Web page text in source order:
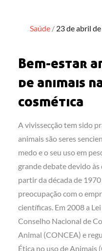
Saúde Posted
23 de abril
Bem-estar
de animais
cosmética
A vivissecção tem sido
animais são seres
medo e o seu uso em
grande debate devido
partir da década de
preocupação com o
científicas. Em 2008 a
Conselho Nacional de
Animal (CONCEA) e
Ética no uso de Animais